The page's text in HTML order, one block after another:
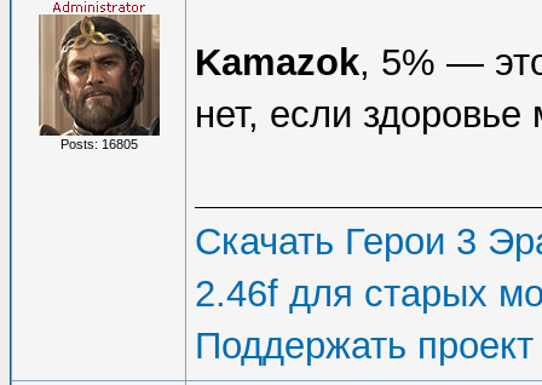
Posts: 16805
Kamazok, 5% —
нет, если
Скачать Герои 3
2.46f для старых
Поддержать проект